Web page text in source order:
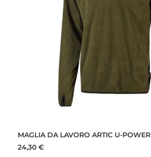
ha
più
MAGLIA DA LAVORO ARTIC U-POWER
24,30 €